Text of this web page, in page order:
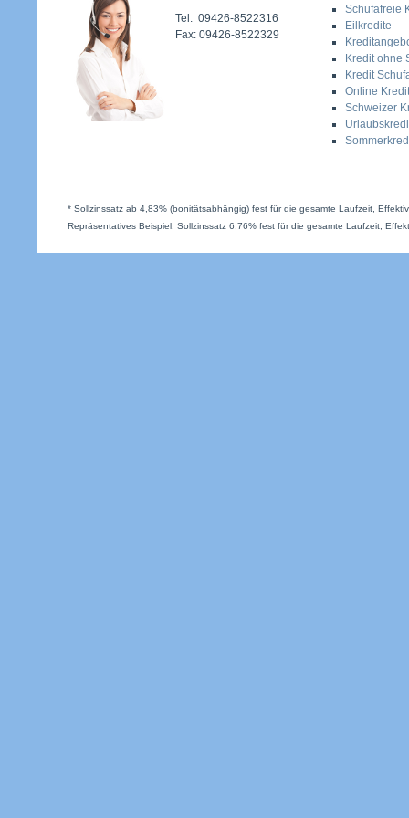
Tel: 09426-8522316
Fax: 09426-8522329
Schufafreie
Eilkredite
Kredit ohne
Kredit
Online Kredit
Schweizer
* Sollzinssatz ab 4,83% (bonitätsabhängig) fest für die gesamte Laufzeit,
Repräsentatives Beispiel: Sollzinssatz 6,76% fest für die gesamte Laufzeit,